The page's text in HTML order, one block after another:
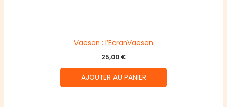
Vaesen : l’EcranVaesen
25,00 €
AJOUTER AU PANIER